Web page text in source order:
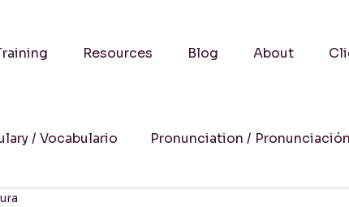
Resources Blog About
/ Vocabulario Pronunciation / Pronunciación